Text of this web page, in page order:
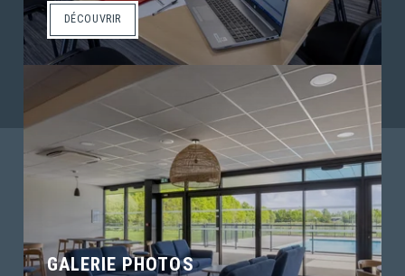
DÉCOUVRIR
GALERIE PHOTOS